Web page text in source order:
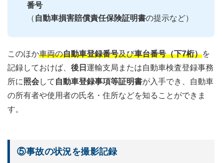
番号
（ 自動車損害賠償責任保険証明書の提示など）
このほか車両の自動車登録番号及び車台番号（下7桁）を
記録しておけば、 後日 運輸支局または自動車検査登録事務
所に照会して 自動車登録事項等証明書が入手でき、自動車
の所有者や使用者の氏名・住所などを知ることができま
す。
⑤事故の状況を撮影記録